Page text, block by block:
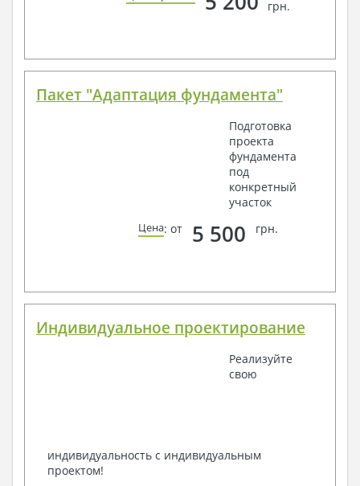
способом связи: закажите обратный звонок,
грн.
Пакет "Адаптация фундамента"
Подготовка
проекта
фундамента
под
конкретный
участок
Цена: от 5 500 грн.
Индивидуальное проектирование
Реализуйте
свою
индивидуальность с индивидуальным
проектом!